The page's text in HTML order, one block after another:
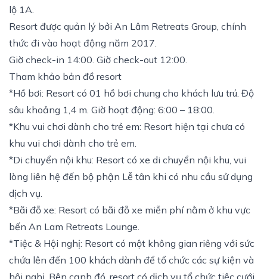
lộ 1A.
Resort được quản lý bởi An Lâm Retreats Group, chính
thức đi vào hoạt động năm 2017.
Giờ check-in 14:00. Giờ check-out 12:00.
Tham khảo bản đồ resort
*Hồ bơi: Resort có 01 hồ bơi chung cho khách lưu trú. Độ
sâu khoảng 1,4 m. Giờ hoạt động: 6:00 – 18:00.
*Khu vui chơi dành cho trẻ em: Resort hiện tại chưa có
khu vui chơi dành cho trẻ em.
*Di chuyển nội khu: Resort có xe di chuyển nội khu, vui
lòng liên hệ đến bộ phận Lễ tân khi có nhu cầu sử dụng
dịch vụ.
*Bãi đỗ xe: Resort có bãi đỗ xe miễn phí nằm ở khu vực
bến An Lam Retreats Lounge.
*Tiệc & Hội nghị: Resort có một không gian riêng với sức
chứa lên đến 100 khách dành để tổ chức các sự kiện và